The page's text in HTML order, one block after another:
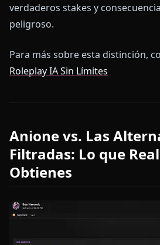
verdaderos stakes y
peligroso.
Para más sobre esta distinción,
Roleplay IA Sin Límites
Anione vs. Las
Filtradas: Lo que
Obtienes